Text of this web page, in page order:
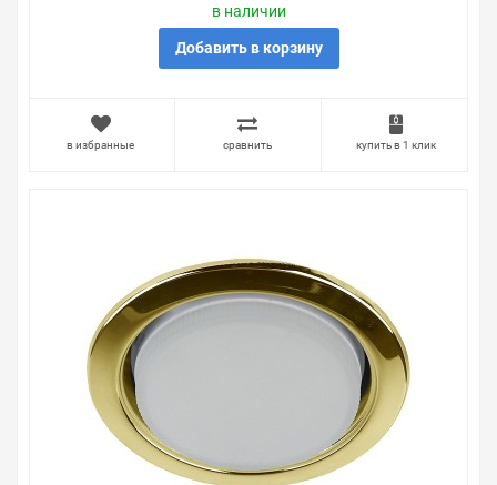
в наличии
Добавить в корзину
в избранные сравнить купить в 1 клик